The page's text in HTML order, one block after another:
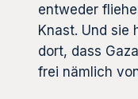
entweder
Knast. Und sie
dort, dass
frei nämlich